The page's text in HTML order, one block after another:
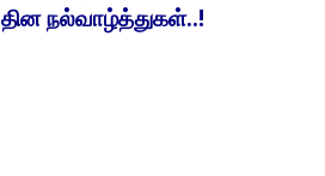
நல்வாழ்த்துகள்..!